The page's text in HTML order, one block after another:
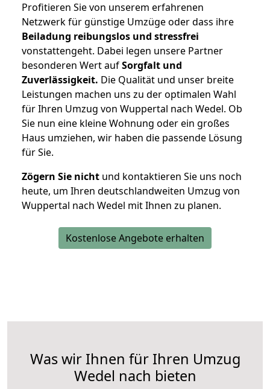
Profitieren Sie von unserem erfahrenen
Netzwerk für günstige Umzüge oder dass ihre
Beiladung reibungslos und stressfrei
vonstattengeht. Dabei legen unsere Partner
besonderen Wert aufSorgfalt und
Zuverlässigkeit. Die Qualität und unser breite
Leistungen machen uns zu der optimalen Wahl
für Ihren Umzug von Wuppertal nach Wedel. Ob
Sie nun eine kleine Wohnung oder ein großes
Haus umziehen, wir haben die passende Lösung
für Sie.
Zögern Sie nicht und kontaktieren Sie uns noch
heute, um Ihren deutschlandweiten Umzug von
Wuppertal nach Wedel mit Ihnen zu planen.
Kostenlose Angebote erhalten
Was wir Ihnen für Ihren Umzug
Wedel nach bieten